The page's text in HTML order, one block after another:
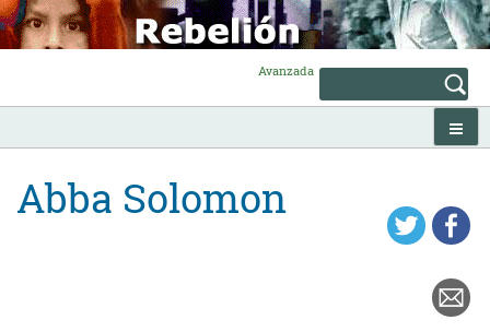
Skip
to
content
Avanzada
Abba Solomon